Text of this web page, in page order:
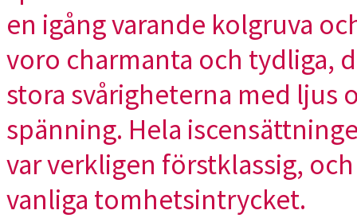
en igång varande kolgruva
voro charmanta och tydliga,
stora svårigheterna med ljus
spänning. Hela
var verkligen förstklassig,
vanliga tomhetsintrycket.